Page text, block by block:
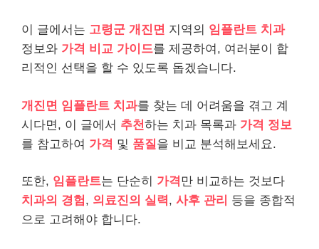
이 글에서는 고령군 개진면 지역의 임플란트 치과
정보와 가격 비교 가이드를 제공하여, 여러분이 합
리적인 선택을 할 수 있도록 돕겠습니다.
개진면 임플란트 치과를 찾는 데 어려움을 겪고 계
시다면, 이 글에서 추천 하는 치과 목록과 가격 정보
를 참고하여 가격 및 품질 을 비교 분석해보세요.
또한, 임플란트는 단순히 가격 만 비교하는 것보다
치과의 경험, 의료진의 실력 , 사후 관리 등을 종합적
으로 고려해야 합니다.